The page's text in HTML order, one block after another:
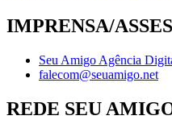
IMPRENSA/
Seu Amigo Agência
falecom@seuamigo.net
REDE SEU